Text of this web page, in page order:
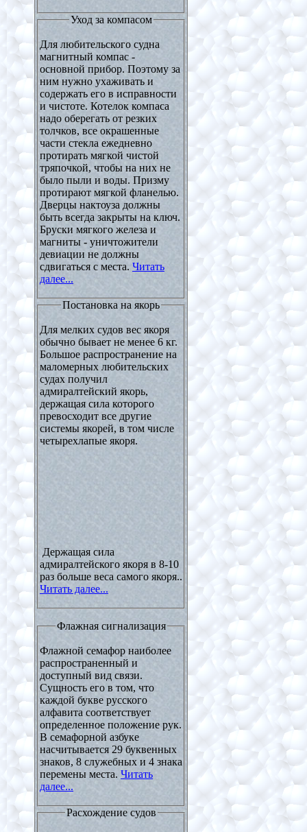
Уход за компасом
Для любительского судна
магнитный компас -
основной прибор. Поэтому за
ним нужно ухаживать и
содержать его в исправности
и чистоте. Котелок компаса
надо оберегать от резких
толчков, все окрашенные
части стекла ежедневно
протирать мягкой чистой
тряпочкой, чтобы на них не
было пыли и воды. Призму
протирают мягкой фланелью.
Дверцы нактоуза должны
быть всегда закрыты на ключ.
Бруски мягкого железа и
магниты - уничтожители
девиации не должны
сдвигаться с места. Читать
далее...
Постановка на якорь
Для мелких судов вес якоря
обычно бывает не менее 6 кг.
Большое распространение на
маломерных любительских
судах получил
адмиралтейский якорь,
держащая сила которого
превосходит все другие
системы якорей, в том числе
четырехлапые якоря.
Держащая сила
адмиралтейского якоря в 8-10
раз больше веса самого якоря..
Читать далее...
Флажная сигнализация
Флажной семафор наиболее
распространенный и
доступный вид связи.
Сущность его в том, что
каждой букве русского
алфавита соответствует
определенное положение рук.
В семафорной азбуке
насчитывается 29 буквенных
знаков, 8 служебных и 4 знака
перемены места. Читать
далее...
Расхождение судов